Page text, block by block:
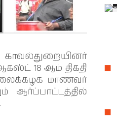
18 ஆம் திகதி
மாணவர்
ஆர்ப்பாட்டத்தில்